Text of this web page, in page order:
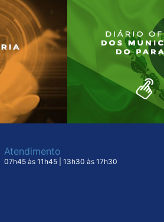
Atendimento
07h45 às 11h45 | 13h30 às 17h30